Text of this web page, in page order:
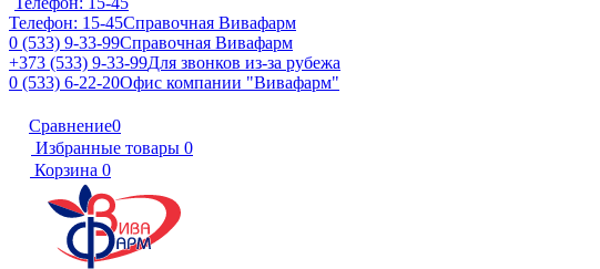
Телефон: 15-45Справочная Вивафарм
0 (533) 9-33-99Справочная Вивафарм
+373 (533) 9-33-99Для звонков из-за рубежа
0 (533) 6-22-20Офис компании "Вивафарм"
Сравнение0
Избранные товары 0
Корзина 0